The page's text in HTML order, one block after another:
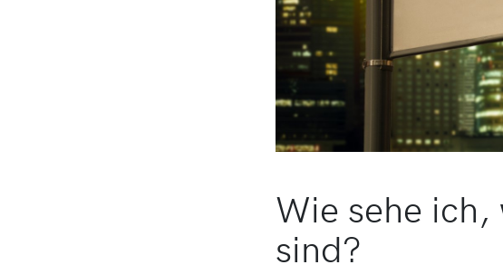
Wie sehe
sind?